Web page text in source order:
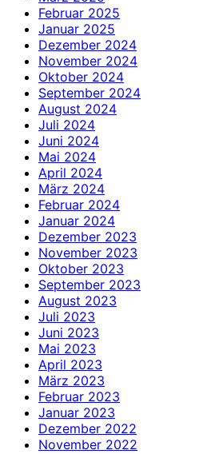
Februar 2025
Januar 2025
Dezember 2024
November 2024
Oktober 2024
September 2024
August 2024
Juli 2024
Juni 2024
Mai 2024
April 2024
März 2024
Februar 2024
Januar 2024
Dezember 2023
November 2023
Oktober 2023
September 2023
August 2023
Juli 2023
Juni 2023
Mai 2023
April 2023
März 2023
Februar 2023
Januar 2023
Dezember 2022
November 2022